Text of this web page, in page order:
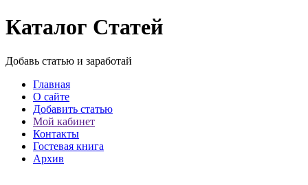
Каталог Статей
Добавь статью и заработай
Главная
О сайте
Добавить статью
Мой кабинет
Контакты
Гостевая книга
Архив